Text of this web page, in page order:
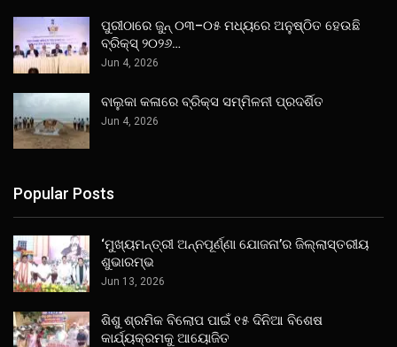
ପୁରୀଠାରେ ଜୁନ୍ ୦୩–୦୫ ମଧ୍ୟରେ ଅନୁଷ୍ଠିତ ହେଉଛି
ବ୍ରିକ୍ସ୍ ୨୦୨୬…
Jun 4, 2026
ବାଲୁକା କଳାରେ ବ୍ରିକ୍ସ ସମ୍ମିଳନୀ ପ୍ରଦର୍ଶିତ
Jun 4, 2026
Popular Posts
‘ମୁଖ୍ୟମନ୍ତ୍ରୀ ଅନ୍ନପୂର୍ଣ୍ଣା ଯୋଜନା’ର ଜିଲ୍ଲାସ୍ତରୀୟ
ଶୁଭାରମ୍ଭ
Jun 13, 2026
ଶିଶୁ ଶ୍ରମିକ ବିଲୋପ ପାଇଁ ୧୫ ଦିନିଆ ବିଶେଷ
କାର୍ଯ୍ୟକ୍ରମକୁ ଆୟୋଜିତ